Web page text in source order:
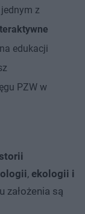
z
edukacji
PZW w
, ekologii i
założenia są